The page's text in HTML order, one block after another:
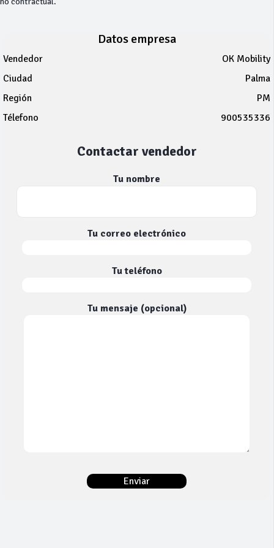
Datos empresa
Vendedor
OK Mobility
Ciudad
Palma
Región
PM
Télefono
900535336
Contactar vendedor
Tu nombre
Tu correo electrónico
Tu teléfono
Tu mensaje (opcional)